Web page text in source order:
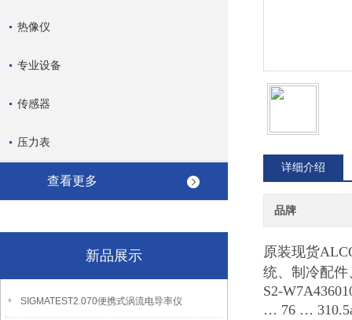
热像仪
专业设备
传感器
压力表
查看更多
新品展示
SIGMATEST2.070便携式涡流电导率仪
详细介绍
品牌
原装现货
统、制冷配
S2-
… 76 …